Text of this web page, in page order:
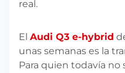
real.
El Audi Q3 e-hybrid
unas semanas es la
Para quien todavía no